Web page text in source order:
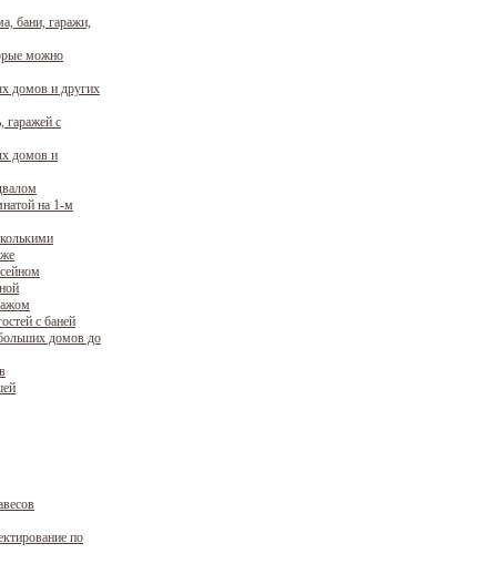
бани, гаражи,
можно
домов и других
гаражей с
домов и
на 1-м
с баней
домов до
по